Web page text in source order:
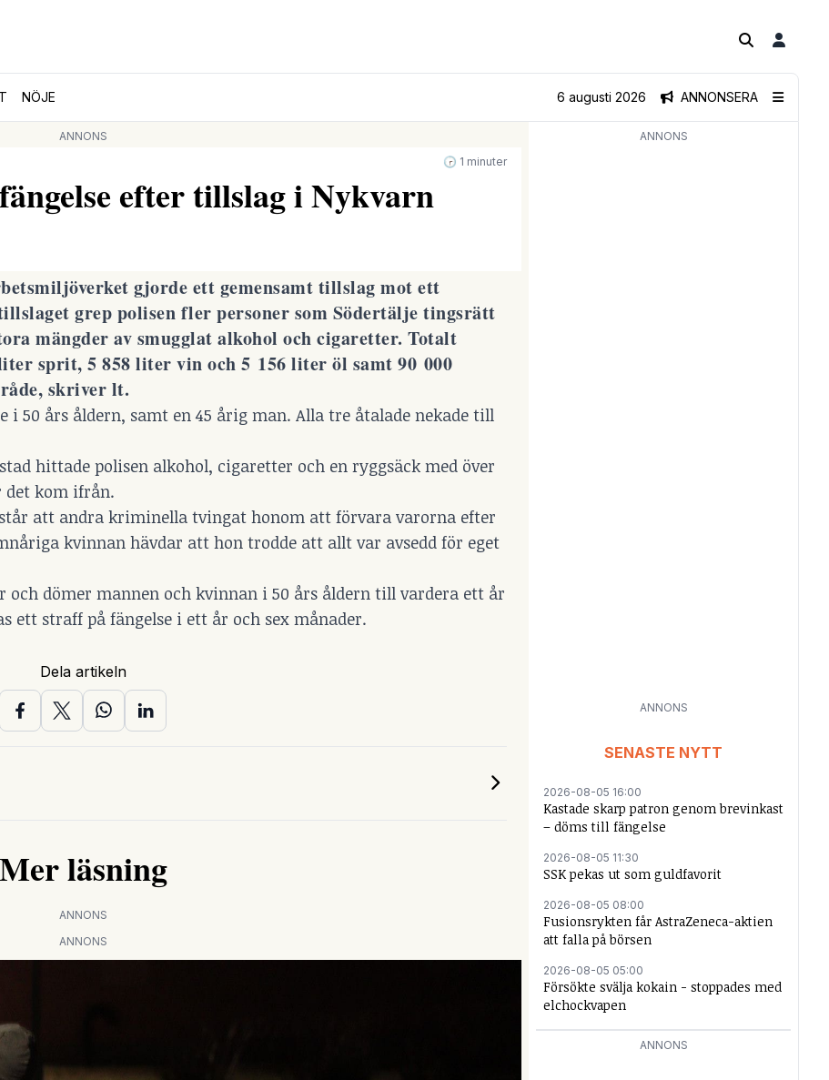
NÖJE ANNONSERA
6 augusti 2026
ANNONS
🕝 1 minuter
efter tillslag i Nykvarn
gjorde ett gemensamt tillslag mot ett
grep polisen fler personer som Södertälje tingsrätt
mängder av smugglat alkohol och cigaretter. Totalt
sprit, 5 858 liter vin och 5 156 liter öl samt 90 000
skriver lt.
i 50 års åldern, samt en 45 årig man. Alla tre åtalade nekade till
hittade polisen alkohol, cigaretter och en ryggsäck med över
det kom ifrån.
att andra kriminella tvingat honom att förvara varorna efter
kvinnan hävdar att hon trodde att allt var avsedd för eget
dömer mannen och kvinnan i 50 års åldern till vardera ett år
ett straff på fängelse i ett år och sex månader.
Dela artikeln
Mer läsning
ANNONS
ANNONS
ANNONS
ANNONS
SENASTE NYTT
2026-08-05 16:00
Kastade skarp patron genom brevinkast
– döms till fängelse
2026-08-05 11:30
SSK pekas ut som guldfavorit
2026-08-05 08:00
Fusionsrykten får AstraZeneca-aktien
att falla på börsen
2026-08-05 05:00
Försökte svälja kokain - stoppades med
elchockvapen
ANNONS